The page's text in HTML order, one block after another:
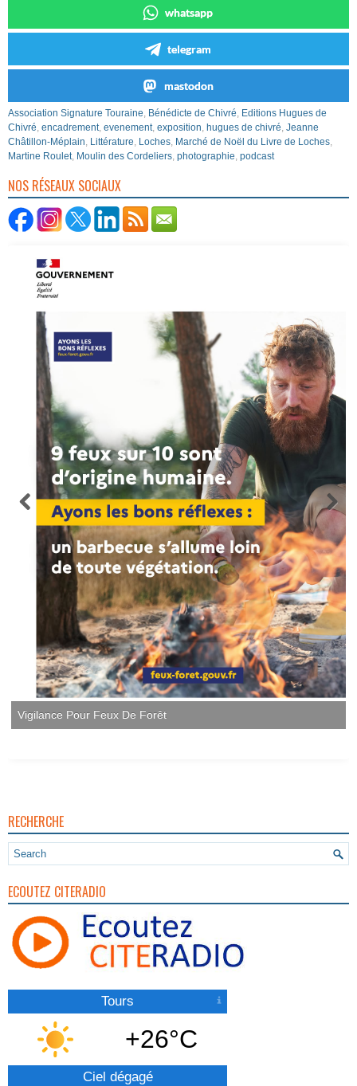
whatsapp
telegram
mastodon
Association Signature Touraine Bénédicte de Chivré Editions Hugues de
Chivré encadrement, evenement, exposition hugues de chivré Jeanne
Châtillon-Méplain Littérature Loches Marché de Noël du Livre de Loches
Martine Roulet, Moulin des Cordeliers photographie podcast
NOS RÉSEAUX SOCIAUX
RECHERCHE
ECOUTEZ CITERADIO
Tours
+26°C
Ciel dégagé